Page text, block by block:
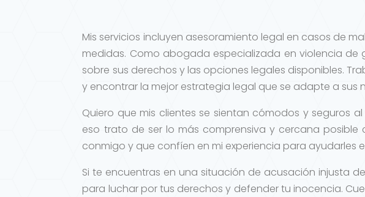
Mis servicios incluyen asesoramiento legal en casos de
medidas. Como abogada especializada en violencia
sobre sus derechos y las opciones legales disponibles.
y encontrar la mejor estrategia legal que se adapte a sus
Quiero que mis clientes se sientan cómodos y seguros
eso trato de ser lo más comprensiva y cercana
conmigo y que confíen en mi experiencia para ayudarles
Si te encuentras en una situación de acusación injusta
para luchar por tus derechos y defender tu inocencia.